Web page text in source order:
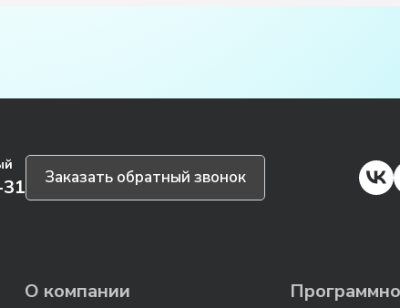
Заказать обратный звонок
О компании